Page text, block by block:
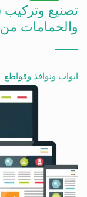
والحمامات من
ابواب ونوافذ وقواطع